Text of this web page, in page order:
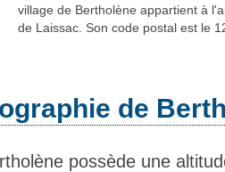
village de Bertholène appartient à
de Laissac. Son code postal est le
de
possède une